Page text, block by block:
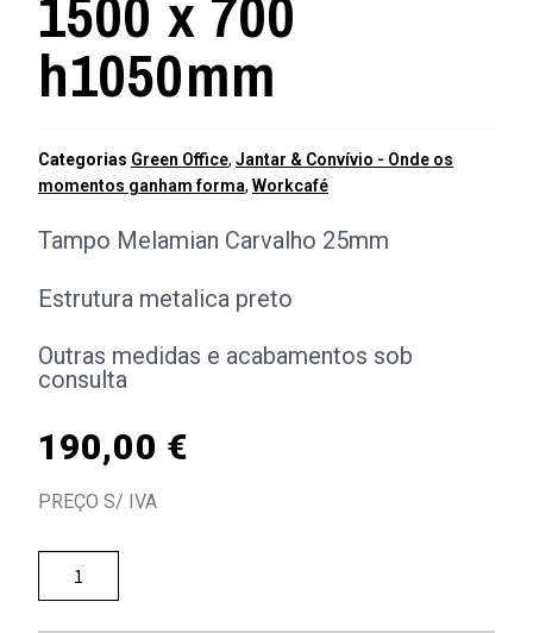
h1050mm
Categorias Green Office, Jantar & Convívio - Onde os
momentos ganham forma, Workcafé
Tampo Melamian Carvalho 25mm
Estrutura metalica preto
Outras medidas e acabamentos sob
consulta
190,00 €
PREÇO S/ IVA